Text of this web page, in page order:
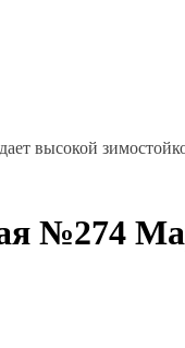
высокой
№274